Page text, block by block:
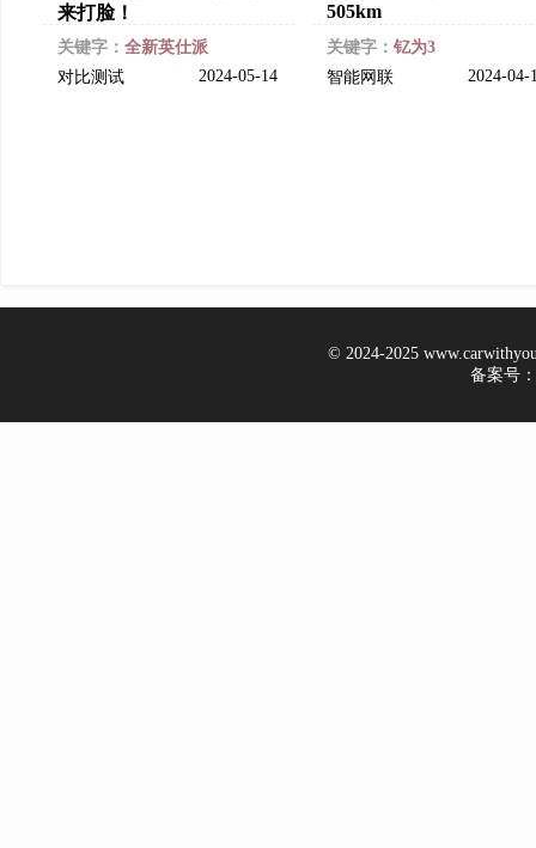
来打脸！
关键字： 全新英仕派
对比测试
2024-05-14
505km
关键字： 钇为3
智能网联
2024-
© 2024-2025
备案号：